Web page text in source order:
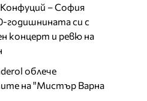
– София
годишнината си с
концерт и ревю на
облече
на "Мистър Варна